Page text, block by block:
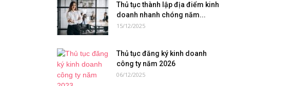
Thủ tục thành lập địa điểm kinh
doanh nhanh chóng năm...
15/12/2025
Thủ tục đăng ký kinh doanh
công ty năm 2026
06/12/2025